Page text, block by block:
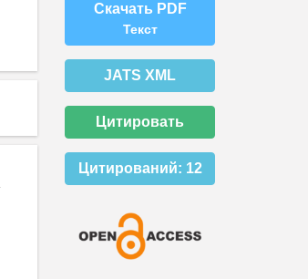
Скачать PDF
Текст
JATS XML
Цитировать
Цитирований: 12